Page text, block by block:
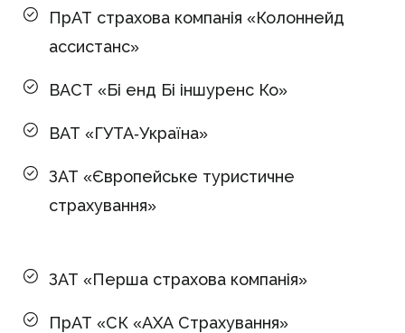
ПрАТ страхова компанія «Колоннейд
ассистанс»
ВАСТ «Бі енд Бі іншуренс Ко»
ВАТ «ГУТА-Україна»
ЗАТ «Європейське туристичне
страхування»
ЗАТ «Перша страхова компанія»
ПрАТ «СК «АХА Страхування»